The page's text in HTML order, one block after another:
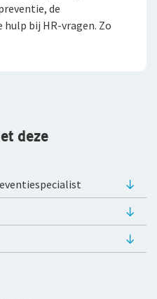
Collectief
de
hulp bij HR-vragen. Zo
deze